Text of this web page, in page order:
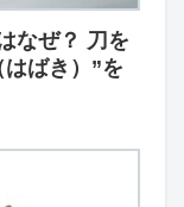
なぜ？ 刀を
ばき）”を